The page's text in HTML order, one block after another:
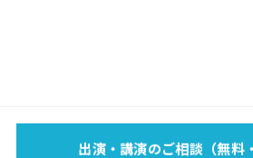
出演・講演のご相談（無料
FOOTBAG？
BLOG SPONSOR